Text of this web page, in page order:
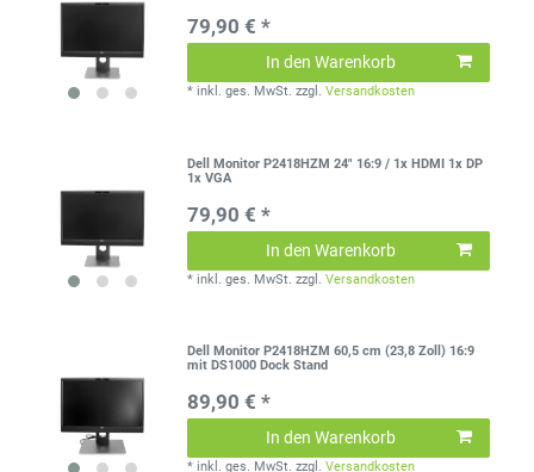
79,90 € *
In den Warenkorb
* inkl. ges. MwSt. zzgl.Versandkosten
Dell Monitor P2418HZM 24" 16:9 / 1x HDMI 1x DP
1x VGA
79,90 € *
In den Warenkorb
* inkl. ges. MwSt. zzgl.Versandkosten
Dell Monitor P2418HZM 60,5 cm (23,8 Zoll) 16:9
mit DS1000 Dock Stand
89,90 € *
In den Warenkorb
* inkl. ges. MwSt. zzgl.Versandkosten